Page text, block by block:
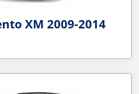
XM 2009-2014